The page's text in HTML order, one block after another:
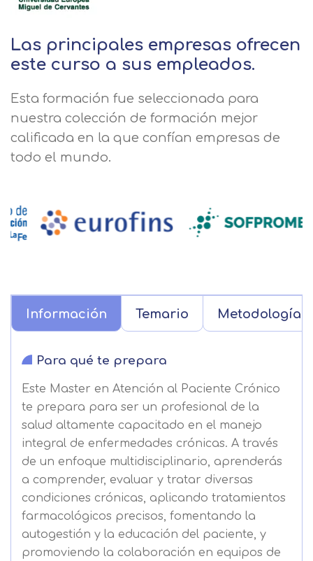
Las principales empresas ofrecen
este curso a sus empleados.
Esta formación fue seleccionada para
nuestra colección de formación mejor
calificada en la que confían empresas de
todo el mundo.
Información Temario Metodología
Para qué te prepara
Este Master en Atención al Paciente Crónico
te prepara para ser un profesional de la
salud altamente capacitado en el manejo
integral de enfermedades crónicas. A través
de un enfoque multidisciplinario, aprenderás
a comprender, evaluar y tratar diversas
condiciones crónicas, aplicando tratamientos
farmacológicos precisos, fomentando la
autogestión y la educación del paciente, y
promoviendo la colaboración en equipos de